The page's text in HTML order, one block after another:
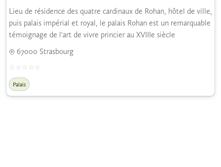
Lieu de résidence des quatre cardinaux de Rohan, hôtel de ville,
puis palais impérial et royal, le palais Rohan est un remarquable
témoignage de l'art de vivre princier au XVIIIe siècle
67000 Strasbourg
Palais